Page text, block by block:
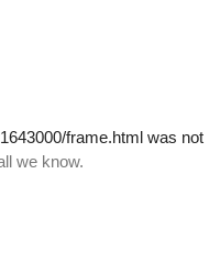
falsa de
para justificar
está de
porque está